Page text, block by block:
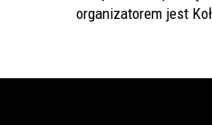
organizatorem jest